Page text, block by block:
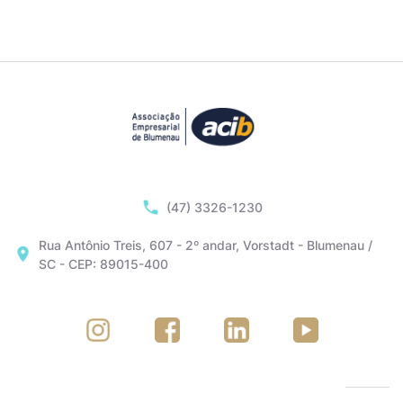
(47) 3326-1230
Rua Antônio Treis, 607 - 2º andar, Vorstadt - Blumenau /
SC - CEP: 89015-400